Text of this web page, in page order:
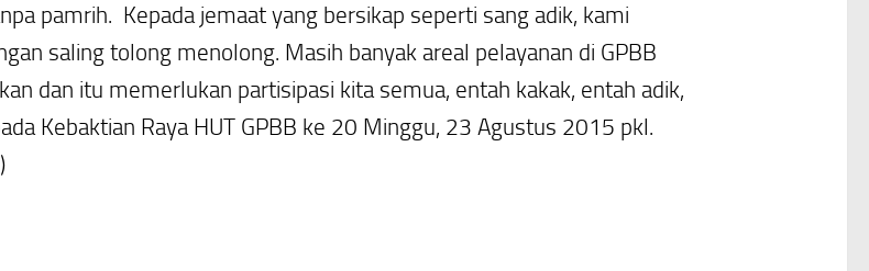
pamrih. Kepada jemaat yang bersikap seperti sang adik, kami
saling tolong menolong. Masih banyak areal pelayanan di GPBB
dan itu memerlukan partisipasi kita semua, entah kakak, entah adik,
Kebaktian Raya HUT GPBB ke 20 Minggu, 23 Agustus 2015 pkl.